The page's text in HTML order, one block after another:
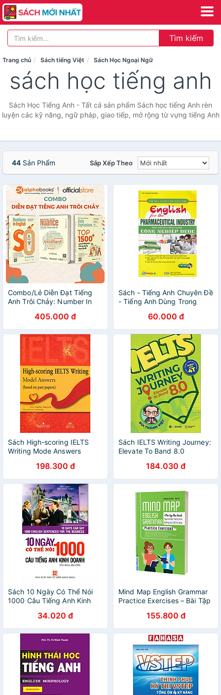
Tìm kiếm
Trang chủ Sách tiếng Việt Sách Học Ngoại Ngữ
sách học tiếng anh
Sách Học Tiếng Anh - Tất cả sản phẩm Sách học tiếng Anh rèn
luyện các kỹ năng, ngữ pháp, giao tiếp, mở rộng từ vựng tiếng Anh
44 Sản Phẩm Sắp Xếp Theo
Combo/Lẻ Diễn Đạt Tiếng
Anh Trôi Chảy: Number In
+ Nuance - 50 Sắc Thái Của
Từ + Top 1500+ Cụm Từ
Tiếng Anh Thông Dụng Theo
Chủ Đề
405.000 đ
Sách - Tiếng Anh Chuyên Đề
- Tiếng Anh Dùng Trong
60.000 đ
Sách High-scoring IELTS
Writing Mode Answers
198.300 đ
Sách IELTS Writing Journey:
Elevate To Band 8.0
184.030 đ
Sách 10 Ngày Có Thể Nói
1000 Câu Tiếng Anh Kinh
34.020 đ
Mind Map English Grammar
Practice Exercises – Bài Tập
Anh Bằng Sơ Đồ Tư Duy
155.800 đ